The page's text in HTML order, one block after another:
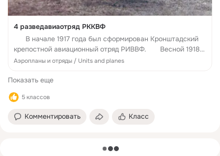
4 разведавиаотряд РККВФ
В начале 1917 года был сформирован Кронштадский
крепостной авиационный отряд РИВВФ. Весной 1918
года Кронштадский крепостной авиационный отряд
авиационным отрядом. ...
Аэропланы и отряды / Units and planes
Показать еще
5 классов
Комментировать Класс